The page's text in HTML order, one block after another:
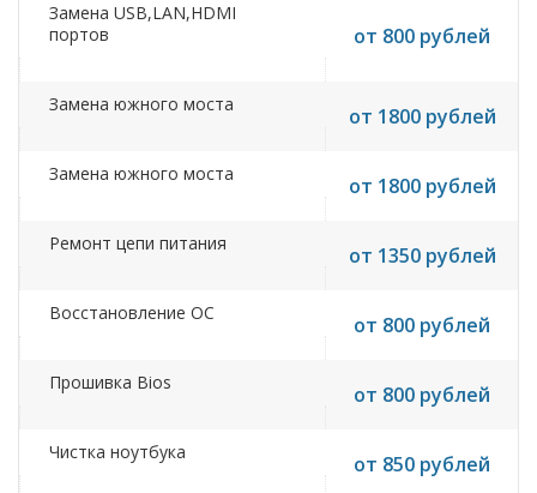
Замена USB,LAN,HDMI
портов
от 800 рублей
Замена южного моста от 1800 рублей
Замена южного моста от 1800 рублей
Ремонт цепи питания от 1350 рублей
Восстановление ОС от 800 рублей
Прошивка Bios от 800 рублей
Чистка ноутбука от 850 рублей